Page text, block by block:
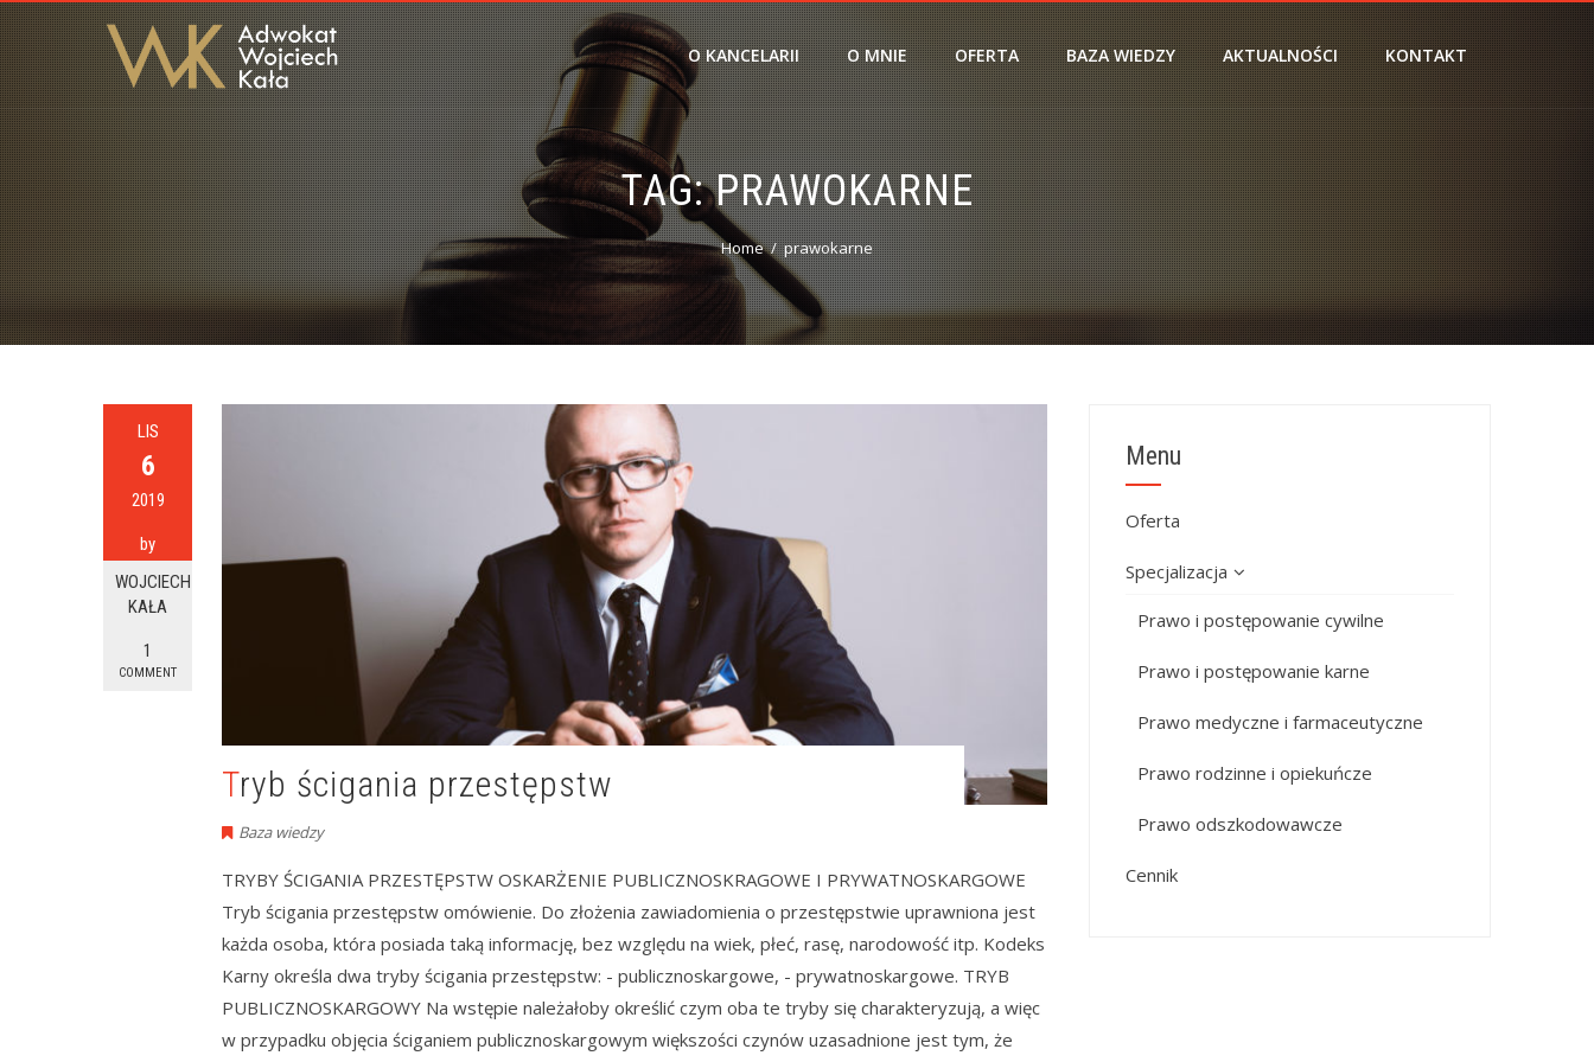
O KANCELARII O MNIE OFERTA BAZA WIEDZY AKTUALNOŚCI KONTAKT
TAG:PRAWOKARNE
Home prawokarne
LIS
6
2019
by
WOJCIECH
KAŁA
1
COMMENT
Tryb ścigania przestępstw
Baza wiedzy
TRYBY ŚCIGANIA PRZESTĘPSTW OSKARŻENIE PUBLICZNOSKRAGOWE I PRYWATNOSKARGOWE
Tryb ścigania przestępstw omówienie. Do złożenia zawiadomienia o przestępstwie uprawniona jest
każda osoba, która posiada taką informację, bez względu na wiek, płeć, rasę, narodowość itp. Kodeks
Karny określa dwa tryby ścigania przestępstw: - publicznoskargowe, - prywatnoskargowe. TRYB
PUBLICZNOSKARGOWY Na wstępie należałoby określić czym oba te tryby się charakteryzują, a więc
w przypadku objęcia ściganiem publicznoskargowym większości czynów uzasadnione jest tym, że
Menu
Oferta
Specjalizacja
Prawo i postępowanie cywilne
Prawo i postępowanie karne
Prawo medyczne i farmaceutyczne
Prawo rodzinne i opiekuńcze
Prawo odszkodowawcze
Cennik